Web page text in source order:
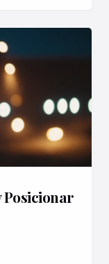
Posicionar